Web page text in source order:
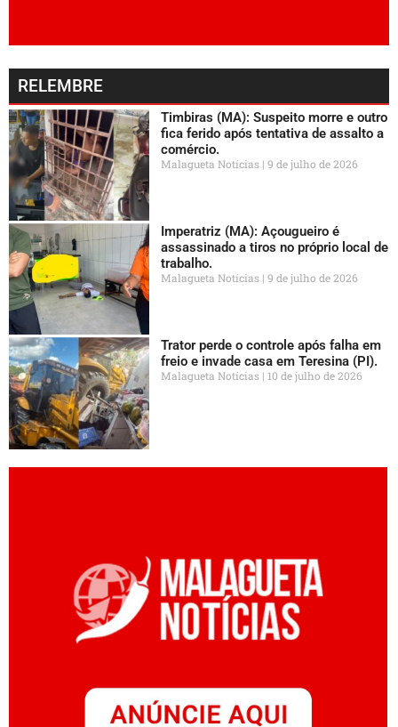
RELEMBRE
Timbiras (MA): Suspeito morre e outro
fica ferido após tentativa de assalto a
comércio.
Malagueta Notícias 9 de julho de 2026
Imperatriz (MA): Açougueiro é
assassinado a tiros no próprio local de
trabalho.
Malagueta Notícias 9 de julho de 2026
Trator perde o controle após falha em
freio e invade casa em Teresina (PI).
Malagueta Notícias 10 de julho de 2026